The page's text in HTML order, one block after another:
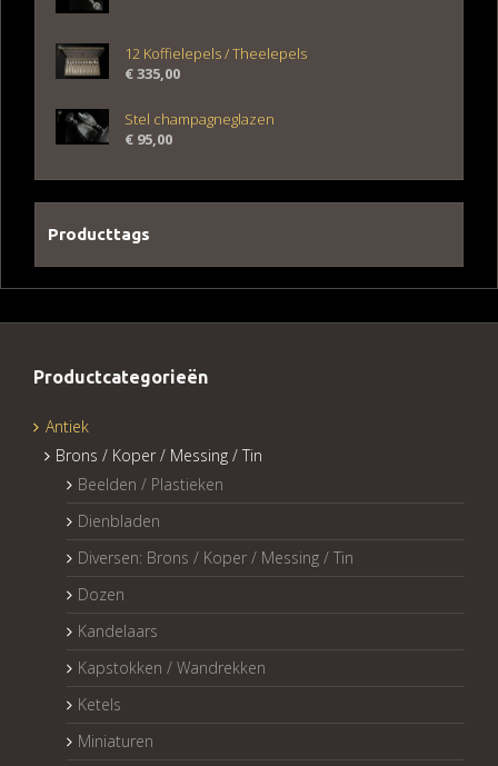
12 Koffielepels / Theelepels
€335,00
Stel champagneglazen
€ 95,00
Producttags
Productcategorieën
Antiek
Brons / Koper / Messing / Tin
Beelden / Plastieken
Dienbladen
Diversen: Brons / Koper / Messing / Tin
Dozen
Kandelaars
Kapstokken / Wandrekken
Ketels
Miniaturen